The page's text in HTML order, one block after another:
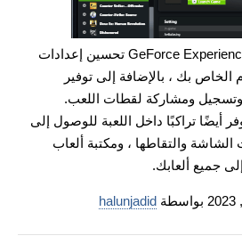
بمجرد التثبيت ، يمكن لـ GeForce Experience تحسين إعدادات
الخاص بك ، بالإضافة إلى توفير
وتسجيل ومشاركة لقطات اللعب.
أيضًا تراكبًا داخل اللعبة للوصول إلى
والتقاطها ، ومكتبة ألعاب
جميع ألعابك.
halunjadid